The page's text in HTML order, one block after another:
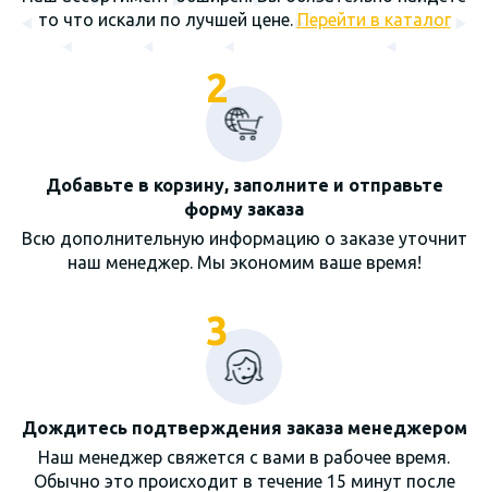
то что искали по лучшей цене. Перейти в каталог
2
Добавьте в корзину, заполните и отправьте
форму заказа
Всю дополнительную информацию о заказе уточнит
наш менеджер. Мы экономим ваше время!
3
Дождитесь подтверждения заказа менеджером
Наш менеджер свяжется с вами в рабочее время.
Обычно это происходит в течение 15 минут после